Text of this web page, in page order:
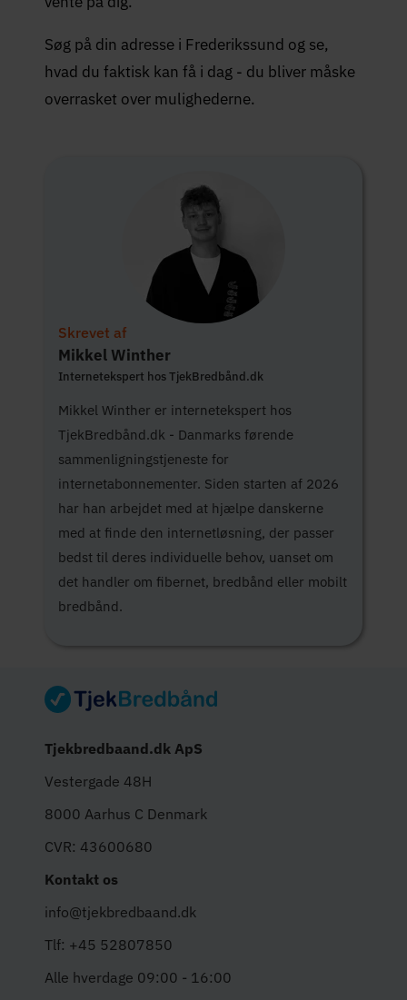
Søg på din adresse i Frederikssund og se,
hvad du faktisk kan få i dag - du bliver måske
overrasket over mulighederne.
Skrevet af
Mikkel Winther
Internetekspert hos TjekBredbånd.dk
Mikkel Winther er internetekspert hos
TjekBredbånd.dk - Danmarks førende
sammenligningstjeneste for
internetabonnementer. Siden starten af 2026
har han arbejdet med at hjælpe danskerne
med at finde den internetløsning, der passer
bedst til deres individuelle behov, uanset om
det handler om fibernet, bredbånd eller mobilt
bredbånd.
Tjekbredbaand.dk ApS
Vestergade 48H
8000 Aarhus C Denmark
CVR: 43600680
Kontakt os
info@tjekbredbaand.dk
Tlf: +45 52807850
Alle hverdage 09:00 - 16:00